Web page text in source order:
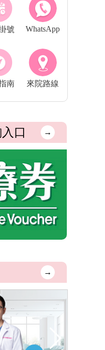
號 WhatsApp
南 來院路線
口 →
→